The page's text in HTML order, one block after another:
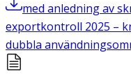
med anledning av
exportkontroll 2025 –
dubbla